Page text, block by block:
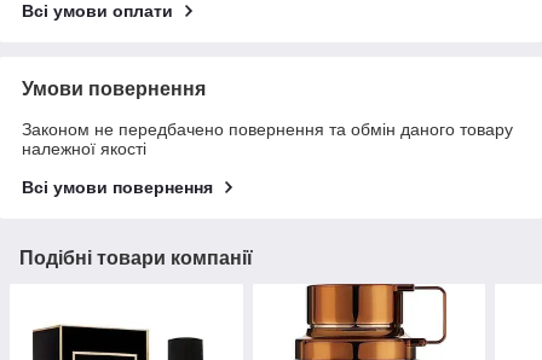
Всі умови оплати
Умови повернення
Законом не передбачено повернення та обмін даного товару
належної якості
Всі умови повернення
Подібні товари компанії